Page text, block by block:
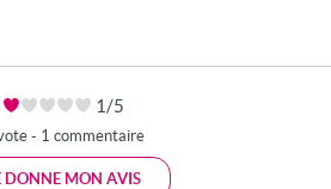
1/5
- 1 commentaire
DONNE MON AVIS